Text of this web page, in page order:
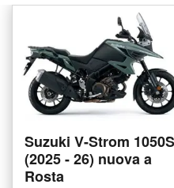
Suzuki V-Strom
(2025 - 26) nuova a
Rosta